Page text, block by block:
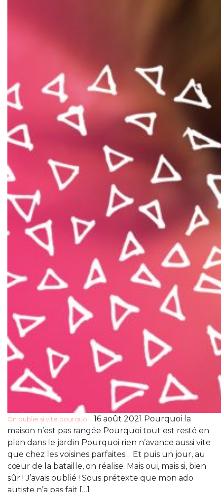
On oublie si vite pourquoi ! 16 août 2021 Pourquoi la
maison n’est pas rangée Pourquoi tout est resté en
plan dans le jardin Pourquoi rien n’avance aussi vite
que chez les voisines parfaites… Et puis un jour, au
cœur de la bataille, on réalise. Mais oui, mais si, bien
sûr ! J’avais oublié ! Sous prétexte que mon ado
autiste n’a pas fait […]